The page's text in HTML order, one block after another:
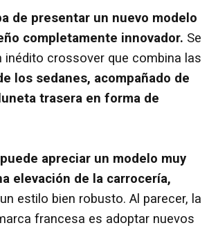
de presentar un nuevo modelo
completamente innovador. Se
inédito crossover que combina las
los sedanes, acompañado de
trasera en forma de
apreciar un modelo muy
elevación de la carrocería,
estilo bien robusto. Al parecer, la
francesa es adoptar nuevos